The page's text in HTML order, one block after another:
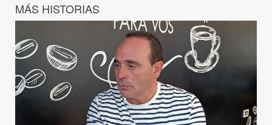
MÁS HISTORIAS